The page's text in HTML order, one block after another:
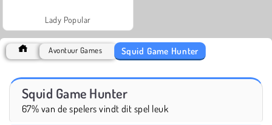
Lady Popular
Avontuur Games Squid Game Hunter
Squid Game Hunter
67% van de spelers vindt dit spel leuk